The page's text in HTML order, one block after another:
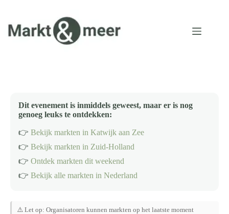
inhoud
Dit evenement is inmiddels geweest, maar er is nog
genoeg leuks te ontdekken:
👉 Bekijk markten in Katwijk aan Zee
👉 Bekijk markten in Zuid-Holland
👉 Ontdek markten dit weekend
👉 Bekijk alle markten in Nederland
⚠️ Let op: Organisatoren kunnen markten op het laatste moment